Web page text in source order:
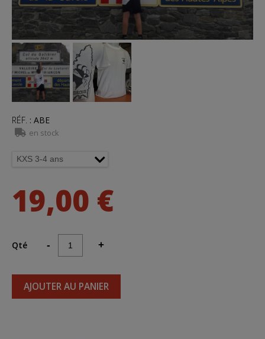
RÉF. : ABE
en stock
19,00 €
Qté - +
AJOUTER AU PANIER